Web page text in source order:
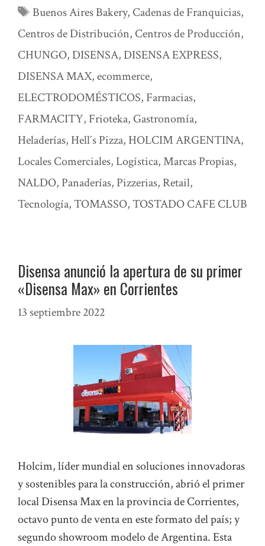
Etiquetas
Buenos Aires Bakery, Cadenas de Franquicias,
Centros de Distribución, Centros de Producción,
CHUNGO,DISENSA,DISENSA EXPRESS,
DISENSA MAX,ecommerce,
ELECTRODOMÉSTICOS, Farmacias,
FARMACITY, Frioteka, Gastronomía,
Heladerías, Hell´s Pizza, HOLCIM ARGENTINA,
Locales Comerciales,Logística,Marcas Propias,
NALDO, Panaderías, Pizzerias, Retail,
Tecnología,TOMASSO,TOSTADO CAFE CLUB
Disensa anunció la apertura de su primer
«Disensa Max» en Corrientes
13 septiembre 2022
Holcim, líder mundial en soluciones innovadoras
y sostenibles para la construcción, abrió el primer
local Disensa Max en la provincia de Corrientes,
octavo punto de venta en este formato del país; y
segundo showroom modelo de Argentina. Esta